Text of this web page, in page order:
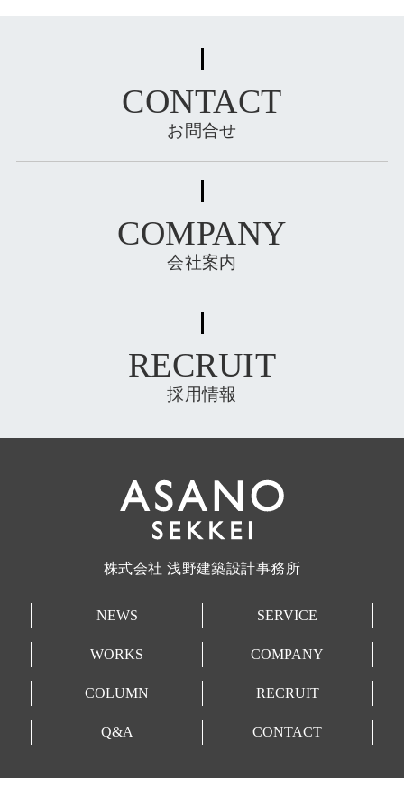
CONTACT
お問合せ
COMPANY
会社案内
RECRUIT
採用情報
株式会社 浅野建築設計事務所
NEWS SERVICE
WORKS COMPANY
COLUMN RECRUIT
Q&A CONTACT